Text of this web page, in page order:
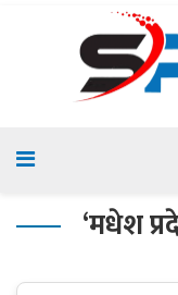
‘मधेश